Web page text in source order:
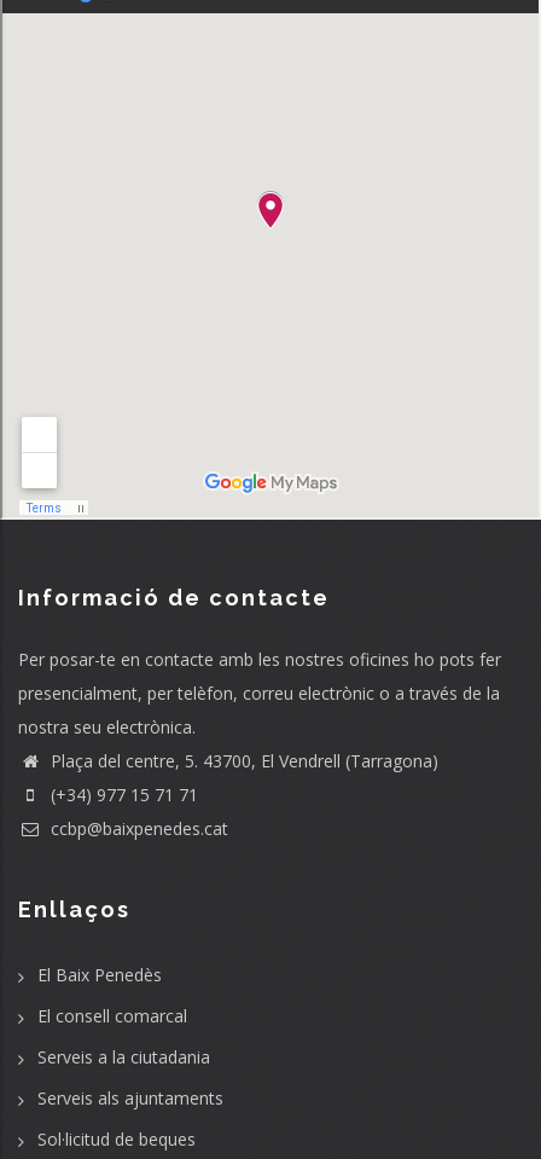
Informació de contacte
Per posar-te en contacte amb les nostres oficines ho pots fer
presencialment, per telèfon, correu electrònic o a través de la
nostra seu electrònica.
Plaça del centre, 5. 43700, El Vendrell (Tarragona)
(+34) 977 15 71 71
ccbp@baixpenedes.cat
Enllaços
El Baix Penedès
El consell comarcal
Serveis a la ciutadania
Serveis als ajuntaments
Sol·licitud de beques